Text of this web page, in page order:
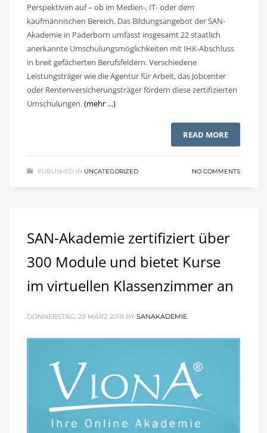
Perspektiven auf – ob im Medien-, IT- oder dem
kaufmännischen Bereich. Das Bildungsangebot der SAN-
Akademie in Paderborn umfasst insgesamt 22 staatlich
anerkannte Umschulungsmöglichkeiten mit IHK-Abschluss
in breit gefächerten Berufsfeldern. Verschiedene
Leistungsträger wie die Agentur für Arbeit, das Jobcenter
oder Rentenversicherungsträger fördern diese zertifizierten
Umschulungen.(mehr …)
READ MORE
PUBLISHED IN UNCATEGORIZED NO COMMENTS
SAN-Akademie zertifiziert über
300 Module und bietet Kurse
im virtuellen Klassenzimmer an
DONNERSTAG, 29 MÄRZ 2018 BY SANAKADEMIE